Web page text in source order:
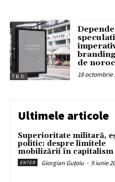
T.B.D.
de noroc
18 octombrie
Ultimele articole
Superioritate militară,
politic: despre limitele
mobilizării în capitalism
ENTER Giorgian Guțoiu - 9 iunie